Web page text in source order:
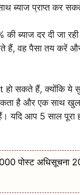
ब्याज प्राप्त कर
ब्याज दर दी जा
हैं, वह पैसा तय करें
सकते हैं, क्योंकि ये
है और एक साथ
यदि आप 5 साल पूरा
पोस्ट अधिसूचना